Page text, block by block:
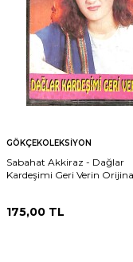
GÖKÇEKOLEKSIYON
Sabahat Akkiraz - Dağlar
Kardeşimi Geri Verin
175,00 TL